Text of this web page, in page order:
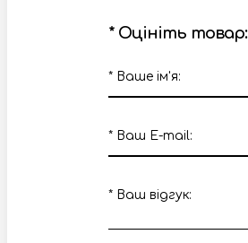
*Оцініть товар:
*Ваше ім'я:
*Ваш E-mail:
*Ваш вiдгук: